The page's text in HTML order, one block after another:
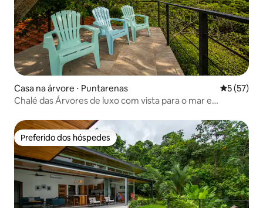
Casa na árvore ⋅ Puntarenas 5 de uma
5 (57)
Chalé das Árvores de luxo com vista para o mar e
Preferido dos hóspedes
Preferido dos hóspedes